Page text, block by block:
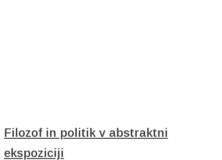
Filozof in politik v abstraktni
ekspoziciji